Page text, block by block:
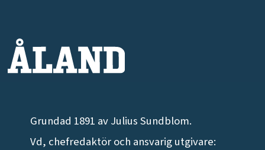
Grundad 1891 av Julius Sundblom.
Vd, chefredaktör och ansvarig utgivare: